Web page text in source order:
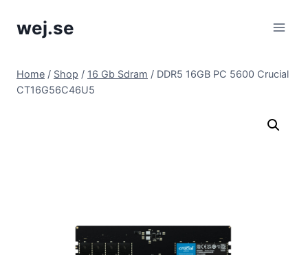
wej.se
Home / Shop / 16 Gb Sdram / DDR5 16GB PC 5600 Crucial
CT16G56C46U5